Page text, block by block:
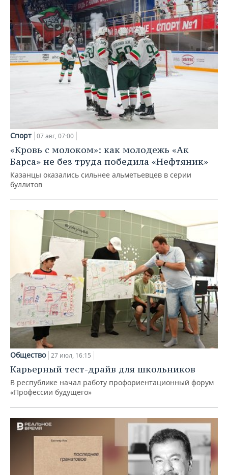
Спорт 07 авг, 07:00
«Кровь с молоком»: как молодежь «Ак
Барса» не без труда победила «Нефтяник»
Казанцы оказались сильнее альметьевцев в серии
буллитов
Общество 27 июл, 16:15
Карьерный тест-драйв для школьников
В республике начал работу профориентационный форум
«Профессии будущего»